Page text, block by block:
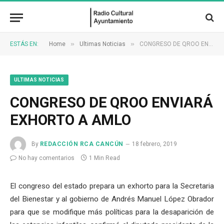
ESTÁS EN: Home » Ultimas Noticias » CONGRESO DE QROO ENVIARÁ EXHORTO A AMLO
ULTIMAS NOTICIAS
CONGRESO DE QROO ENVIARÁ
EXHORTO A AMLO
By REDACCIÓN RCA CANCÚN
18 febrero, 2019
No hay comentarios
1 Min Read
El congreso del estado prepara un exhorto para la Secretaria
del Bienestar y al gobierno de Andrés Manuel López Obrador
para que se modifique más políticas para la desaparición de